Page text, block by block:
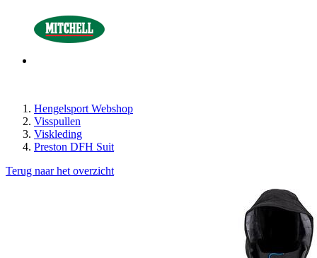
Hengelsport Webshop
Visspullen
Viskleding
Preston DFH Suit
Terug naar het overzicht